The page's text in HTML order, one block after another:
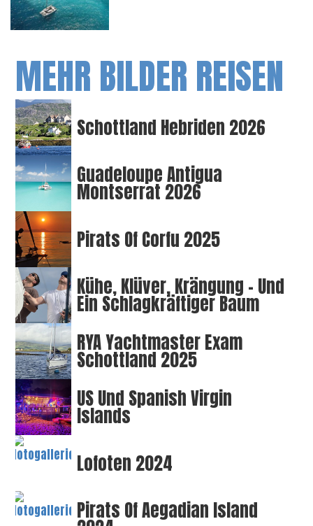
MEHR BILDER REISEN
Schottland Hebriden 2026
Guadeloupe Antigua
Montserrat 2026
Pirats Of Corfu 2025
Kühe, Klüver, Krängung – Und
Ein Schlagkräftiger Baum
RYA Yachtmaster Exam
Schottland 2025
US Und Spanish Virgin
Islands
Lofoten 2024
Pirats Of Aegadian Island